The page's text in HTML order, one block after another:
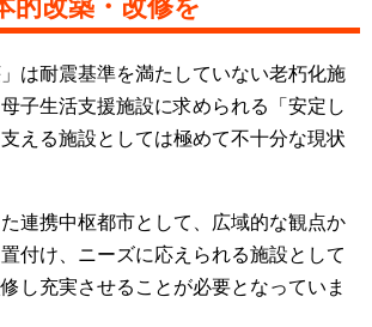
的改築・改修を
は耐震基準を満たしていない老朽化施
子生活支援施設に求められる「安定し
える施設としては極めて不十分な現状
連携中枢都市として、広域的な観点か
付け、ニーズに応えられる施設として
し充実させることが必要となっていま